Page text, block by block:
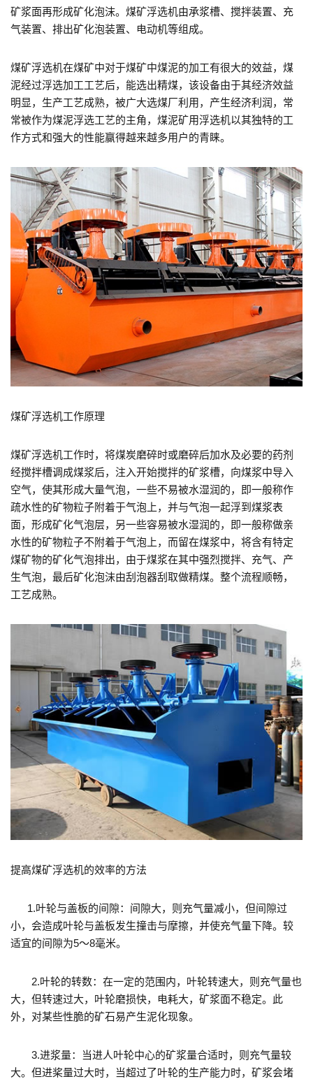
矿浆面再形成矿化泡沫。煤矿浮选机由承浆槽、搅拌装置、充
气装置、排出矿化泡装置、电动机等组成。
煤矿浮选机在煤矿中对于煤矿中煤泥的加工有很大的效益，煤
泥经过浮选加工工艺后，能选出精煤，该设备由于其经济效益
明显，生产工艺成熟，被广大选煤厂利用，产生经济利润，常
常被作为煤泥浮选工艺的主角，煤泥矿用浮选机以其独特的工
作方式和强大的性能赢得越来越多用户的青睐。
煤矿浮选机工作原理
煤矿浮选机工作时，将煤炭磨碎时或磨碎后加水及必要的药剂
经搅拌槽调成煤浆后，注入开始搅拌的矿浆槽，向煤浆中导入
空气，使其形成大量气泡，一些不易被水湿润的，即一般称作
疏水性的矿物粒子附着于气泡上，并与气泡一起浮到煤浆表
面，形成矿化气泡层，另一些容易被水湿润的，即一般称做亲
水性的矿物粒子不附着于气泡上，而留在煤浆中，将含有特定
煤矿物的矿化气泡排出，由于煤浆在其中强烈搅拌、充气、产
生气泡，最后矿化泡沫由刮泡器刮取做精煤。整个流程顺畅，
工艺成熟。
提高煤矿浮选机的效率的方法
1.叶轮与盖板的间隙：间隙大，则充气量减小，但间隙过
小，会造成叶轮与盖板发生撞击与摩擦，并使充气量下降。较
适宜的间隙为5～8毫米。
2.叶轮的转数：在一定的范围内，叶轮转速大，则充气量也
大，但转速过大，叶轮磨损快，电耗大，矿浆面不稳定。此
外，对某些性脆的矿石易产生泥化现象。
3.进浆量：当进人叶轮中心的矿浆量合适时，则充气量较
大。但进桨量过大时，当超过了叶轮的生产能力时，矿浆会堵